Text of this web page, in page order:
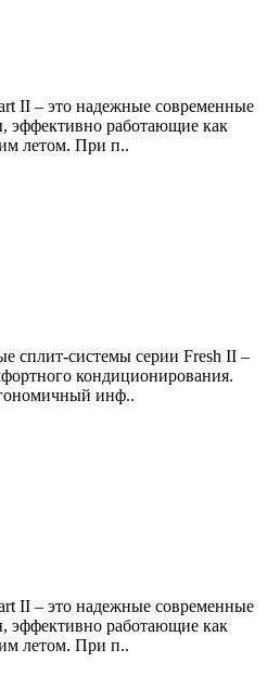
II – это надежные современные
эффективно работающие как
летом. При п..
сплит-системы серии Fresh II –
кондиционирования.
инф..
II – это надежные современные
эффективно работающие как
летом. При п..